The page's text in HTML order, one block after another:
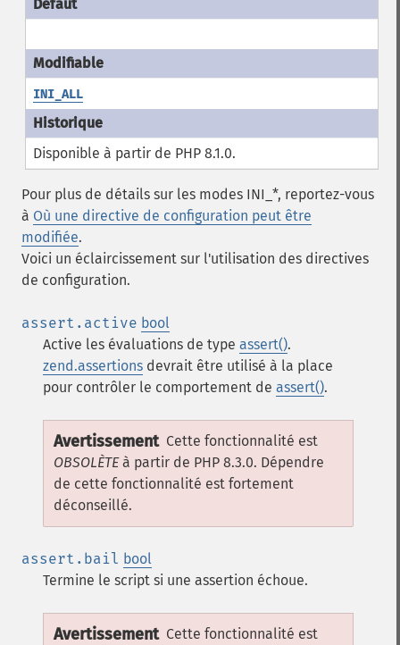
INI_ALL
Disponible à partir de PHP 8.1.0.
Pour plus de détails sur les modes INI_*, reportez-vous
à Où une directive de configuration peut être
modifiée.
Voici un éclaircissement sur l'utilisation des directives
de configuration.
assert.active bool
Active les évaluations de type assert().
zend.assertions devrait être utilisé à la place
pour contrôler le comportement de assert().
Avertissement Cette fonctionnalité est
OBSOLÈTEà partir de PHP 8.3.0. Dépendre
de cette fonctionnalité est fortement
déconseillé.
assert.bail bool
Termine le script si une assertion échoue.
Avertissement Cette fonctionnalité est